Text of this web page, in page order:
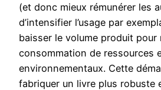
(et donc mieux rémunérer les
d’intensifier l’usage par
baisser le volume produit pour
consommation de ressources
environnementaux. Cette
fabriquer un livre plus robuste